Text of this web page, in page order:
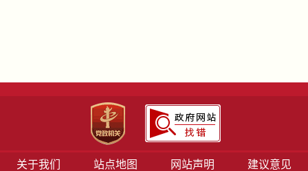
关于我们 站点地图 网站声明 建议意见